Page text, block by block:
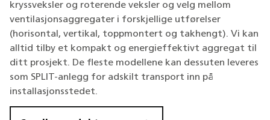
kryssveksler og roterende veksler og velg mellom
ventilasjonsaggregater i forskjellige utførelser
(horisontal, vertikal, toppmontert og takhengt). Vi kan
alltid tilby et kompakt og energieffektivt aggregat til
ditt prosjekt. De fleste modellene kan dessuten leveres
som SPLIT-anlegg for adskilt transport inn på
installasjonsstedet.